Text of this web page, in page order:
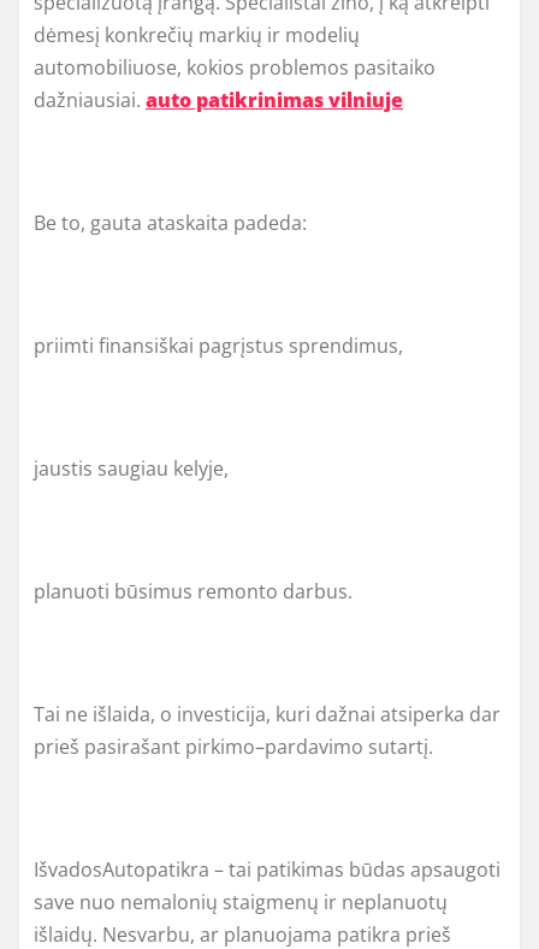
dėmesį konkrečių markių ir modelių
automobiliuose, kokios problemos pasitaiko
dažniausiai. auto patikrinimas vilniuje
Be to, gauta ataskaita padeda:
priimti finansiškai pagrįstus sprendimus,
jaustis saugiau kelyje,
planuoti būsimus remonto darbus.
Tai ne išlaida, o investicija, kuri dažnai atsiperka dar
prieš pasirašant pirkimo–pardavimo sutartį.
IšvadosAutopatikra – tai patikimas būdas apsaugoti
save nuo nemalonių staigmenų ir neplanuotų
išlaidų. Nesvarbu, ar planuojama patikra prieš